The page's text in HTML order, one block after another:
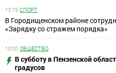
13:19 СПОРТ
В Городищенском районе
«Зарядку со стражем порядка»
13:00 ОБЩЕСТВО
В субботу в Пензенской
градусов